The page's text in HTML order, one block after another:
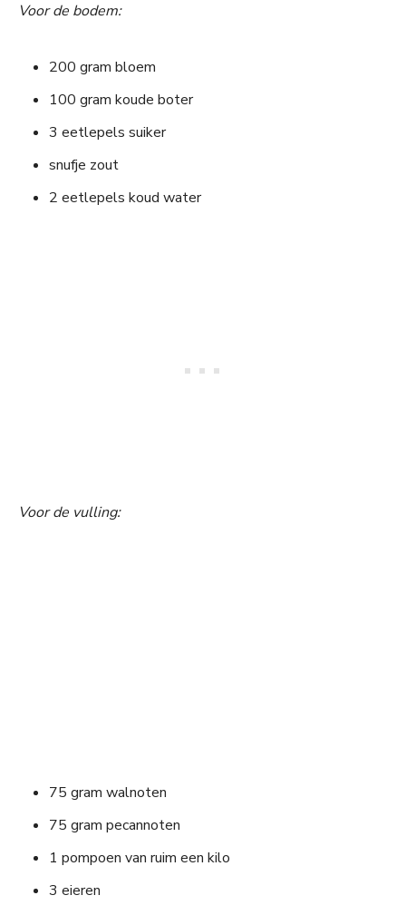
Voor de bodem:
200 gram bloem
100 gram koude boter
3 eetlepels suiker
snufje zout
2 eetlepels koud water
Voor de vulling:
75 gram walnoten
75 gram pecannoten
1 pompoen van ruim een kilo
3 eieren